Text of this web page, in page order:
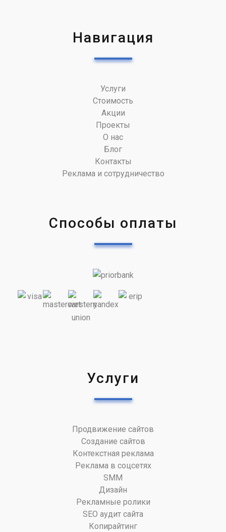
Навигация
Услуги
Стоимость
Акции
Проекты
О нас
Блог
Контакты
Реклама и сотрудничество
Способы оплаты
Услуги
Продвижение сайтов
Создание сайтов
Контекстная реклама
Реклама в соцсетях
SMM
Дизайн
Рекламные ролики
SEO аудит сайта
Копирайтинг